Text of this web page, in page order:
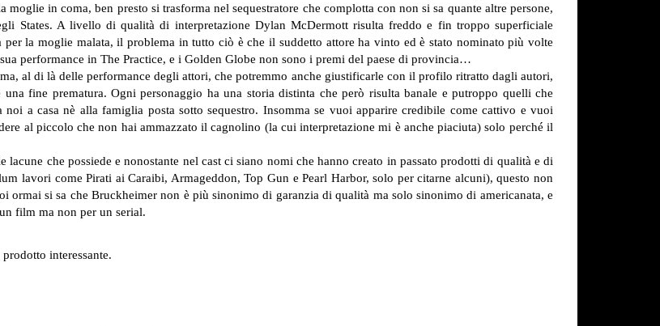
in coma, ben presto si trasforma nel sequestratore che complotta con non si sa quante altre persone,
States. A livello di qualità di interpretazione Dylan McDermott risulta freddo e fin troppo superficiale
la moglie malata, il problema in tutto ciò è che il suddetto attore ha vinto ed è stato nominato più volte
performance in The Practice, e i Golden Globe non sono i premi del paese di provincia…
al di là delle performance degli attori, che potremmo anche giustificarle con il profilo ritratto dagli autori,
fine prematura. Ogni personaggio ha una storia distinta che però risulta banale e putroppo quelli che
a casa nè alla famiglia posta sotto sequestro. Insomma se vuoi apparire credibile come cattivo e vuoi
al piccolo che non hai ammazzato il cagnolino (la cui interpretazione mi è anche piaciuta) solo perché il
che possiede e nonostante nel cast ci siano nomi che hanno creato in passato prodotti di qualità e di
lavori come Pirati ai Caraibi, Armageddon, Top Gun e Pearl Harbor, solo per citarne alcuni), questo non
ormai si sa che Bruckheimer non è più sinonimo di garanzia di qualità ma solo sinonimo di americanata, e
film ma non per un serial.
interessante.